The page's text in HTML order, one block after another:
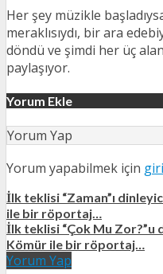
Her şey müzikle
meraklısıydı, bir ara
döndü ve şimdi her üç
paylaşıyor.
Yorum Ekle
Yorum Yap
Yorum yapabilmek için
İlk teklisi “Zaman”ı
ile bir röportaj…
İlk teklisi “Çok Mu Zor?”u
Kömür ile bir röportaj…
Yorum Yap